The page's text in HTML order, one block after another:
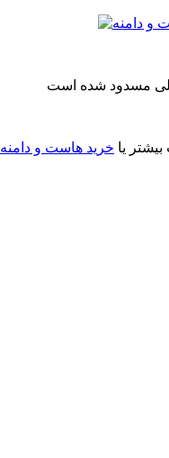
مسدود شده است
یا خرید هاست و دامنه